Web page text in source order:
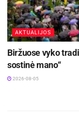
AKTUALIJOS
Biržuose vyko
sostinė mano“
2026-08-05